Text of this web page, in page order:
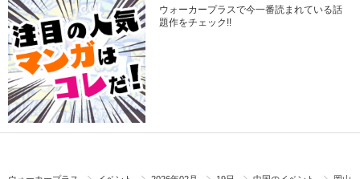
ウォーカープラスで今一番読まれている話
題作をチェック!!